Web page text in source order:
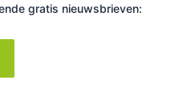
gratis nieuwsbrieven: